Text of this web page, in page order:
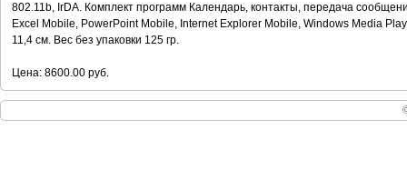
802.11b, IrDA. Комплект программ Календарь, контакты, передача
Excel Mobile, PowerPoint Mobile, Internet Explorer Mobile, Windows Media
11,4 см. Вес без упаковки 125 гр.
Цена: 8600.00 руб.